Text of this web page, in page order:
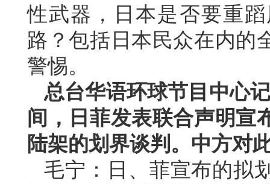
性武器，日本是否要重
路？包括日本民众在内的
警惕。
总台华语环球节目中心
间，日菲发表联合声明宣
陆架的划界谈判。中方对
毛宁：日、菲宣布的拟